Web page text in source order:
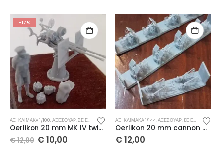
-17%
ΑΞ-ΚΛΊΜΑΚΑ 1/100,ΑΞΕΣΟΥΆΡ,ΣΕ ΈΚΠΤΩΣΗ
Oerlikon 20 mm MK IV twin cannon 1/100 x 2 τμχ
€12,00 € 10,00
ΑΞ-ΚΛΊΜΑΚΑ 1/144,ΑΞΕΣΟΥΆΡ,ΣΕ ΈΚΠΤΩΣΗ
Oerlikon 20 mm cannon MK IV 1/144 x 8τμχ
€ 12,00